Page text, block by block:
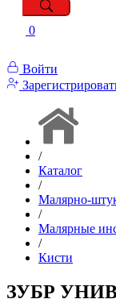
0
Войти
/
Каталог
/
Малярно-
/
Малярные
/
Кисти
ЗУБР